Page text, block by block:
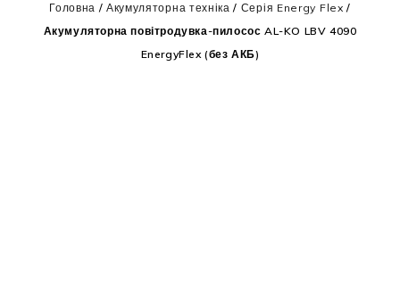
Головна / Акумуляторна техніка / Серія Energy Flex /
Акумуляторна повітродувка-пилосос AL-KO LBV 4090
EnergyFlex (без АКБ)